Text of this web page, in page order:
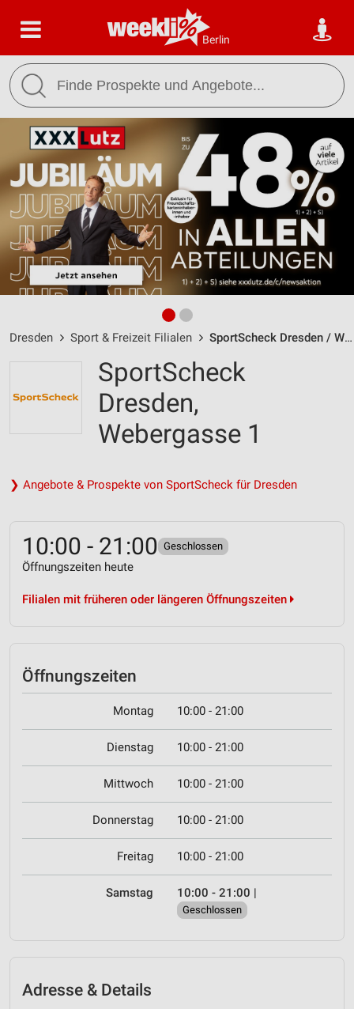
Berlin
Dresden Sport & Freizeit Filialen SportScheck Dresden / Webergasse 1 - Öffnungszeiten & Adresse
SportScheck
Dresden,
Webergasse 1
❯ Angebote & Prospekte von SportScheck für Dresden
10:00 - 21:00 Geschlossen
Öffnungszeiten heute
Filialen mit früheren oder längeren Öffnungszeiten
Öffnungszeiten
Montag 10:00 - 21:00
Dienstag 10:00 - 21:00
Mittwoch 10:00 - 21:00
Donnerstag 10:00 - 21:00
Freitag 10:00 - 21:00
Samstag 10:00 - 21:00 |
Geschlossen
Adresse & Details